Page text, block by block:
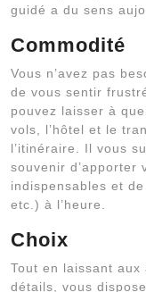
guidé a du sens
Commodité
Vous n’avez pas
de vous sentir
pouvez laisser à
vols, l’hôtel et le
l’itinéraire. Il vous
souvenir d’apporter
indispensables et
etc.) à l’heure.
Choix
Tout en laissant aux
détails, vous